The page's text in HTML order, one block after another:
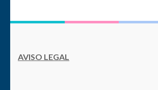
AVISO LEGAL